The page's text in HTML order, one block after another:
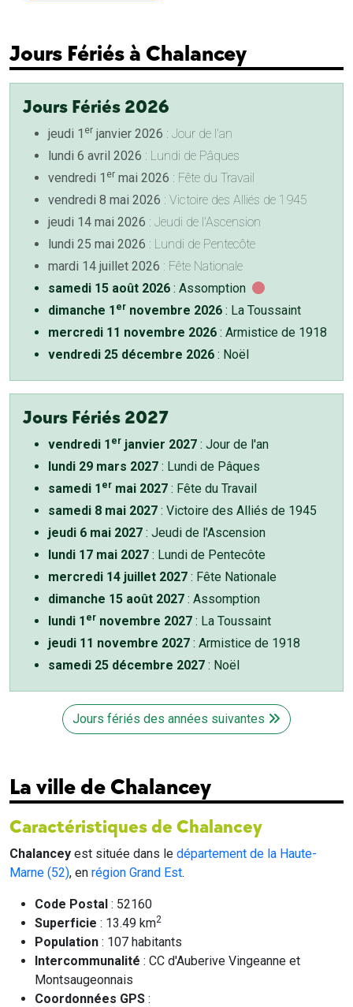
Jours Fériés à Chalancey
Jours Fériés 2026
jeudi 1 er janvier 2026 : Jour de l'an
lundi 6 avril 2026 : Lundi de Pâques
vendredi 1 er mai 2026 : Fête du Travail
vendredi 8 mai 2026 : Victoire des Alliés de 1945
jeudi 14 mai 2026 : Jeudi de l'Ascension
lundi 25 mai 2026 : Lundi de Pentecôte
mardi 14 juillet 2026 : Fête Nationale
samedi 15 août 2026 : Assomption
dimanche 1 er novembre 2026 : La Toussaint
mercredi 11 novembre 2026 : Armistice de 1918
vendredi 25 décembre 2026 : Noël
Jours Fériés 2027
vendredi 1 er janvier 2027 : Jour de l'an
lundi 29 mars 2027 : Lundi de Pâques
samedi 1 er mai 2027 : Fête du Travail
samedi 8 mai 2027 : Victoire des Alliés de 1945
jeudi 6 mai 2027 : Jeudi de l'Ascension
lundi 17 mai 2027 : Lundi de Pentecôte
mercredi 14 juillet 2027 : Fête Nationale
dimanche 15 août 2027 : Assomption
lundi 1 er novembre 2027 : La Toussaint
jeudi 11 novembre 2027 : Armistice de 1918
samedi 25 décembre 2027 : Noël
Jours fériés des années suivantes
La ville de Chalancey
Caractéristiques de Chalancey
Chalancey est située dans le département de la Haute-
Marne (52), en région Grand Est.
Code Postal : 52160
Superficie : 13.49 km2
Population : 107 habitants
Intercommunalité : CC d'Auberive Vingeanne et
Montsaugeonnais
Coordonnées GPS :